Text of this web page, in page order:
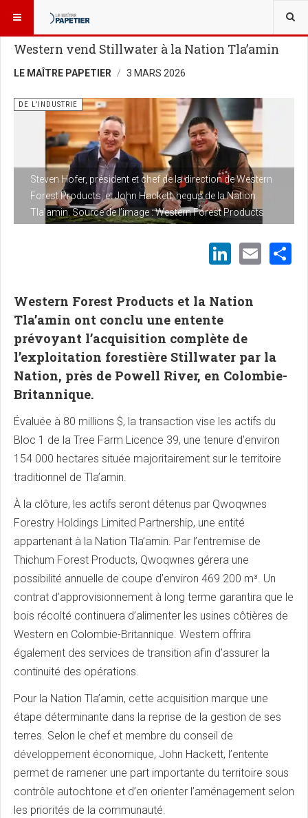
VOUS ÊTES ICI :
Western vend Stillwater à la Nation Tla’amin
LE MAÎTRE PAPETIER 3 MARS 2026
Steven Hofer, président et chef de la direction de Western
Forest Products, et John Hackett, hegus de la Nation
Tla’amin. Source de l’image : Western Forest Products
DE L’INDUSTRIE
Western Forest Products et la Nation
Tla’amin ont conclu une entente
prévoyant l’acquisition complète de
l’exploitation forestière Stillwater par la
Nation, près de Powell River, en Colombie-
Britannique.
Évaluée à 80 millions $, la transaction vise les actifs du
Bloc 1 de la Tree Farm Licence 39, une tenure d’environ
154 000 hectares située majoritairement sur le territoire
traditionnel de Tla’amin.
À la clôture, les actifs seront détenus par Qwoqwnes
Forestry Holdings Limited Partnership, une entité
appartenant à la Nation Tla’amin. Par l’entremise de
Thichum Forest Products, Qwoqwnes gérera une
possibilité annuelle de coupe d’environ 469 200 m³. Un
contrat d’approvisionnement à long terme garantira que le
bois récolté continuera d’alimenter les usines côtières de
Western en Colombie-Britannique. Western offrira
également des services de transition afin d’assurer la
continuité des opérations.
Pour la Nation Tla’amin, cette acquisition marque une
étape déterminante dans la reprise de la gestion de ses
terres. Selon le chef et membre du conseil de
développement économique, John Hackett, l’entente
permet de ramener une part importante du territoire sous
contrôle autochtone et d’en orienter l’aménagement selon
les priorités de la communauté.